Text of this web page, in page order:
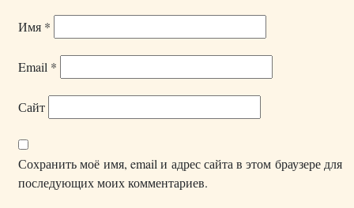
Имя *
Email *
Сайт
Сохранить моё имя, email и адрес сайта в этом браузере для
последующих моих комментариев.